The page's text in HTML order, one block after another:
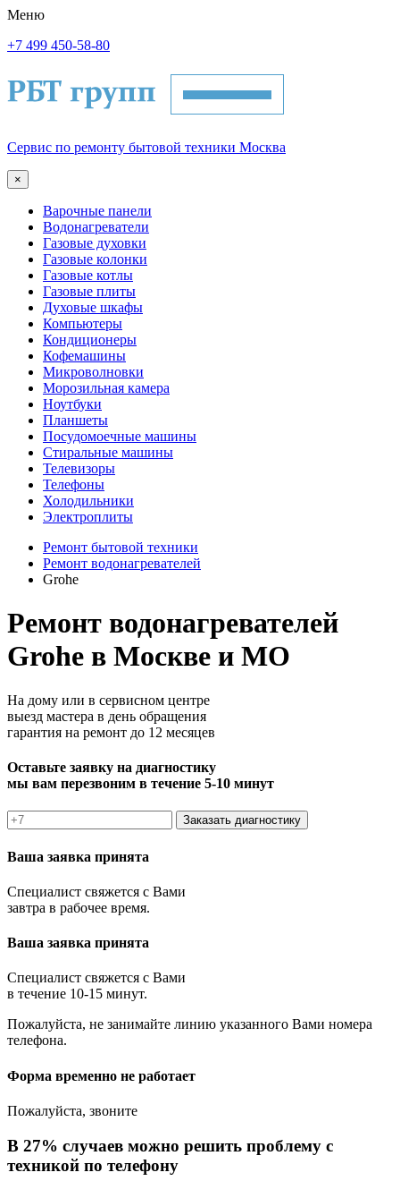
Меню
+7 499 450-58-80
Сервис по ремонту бытовой техники Москва
×
Варочные панели
Водонагреватели
Газовые духовки
Газовые колонки
Газовые котлы
Газовые плиты
Духовые шкафы
Компьютеры
Кондиционеры
Кофемашины
Микроволновки
Морозильная камера
Ноутбуки
Планшеты
Посудомоечные машины
Стиральные машины
Телевизоры
Телефоны
Холодильники
Электроплиты
Ремонт бытовой техники
Ремонт водонагревателей
Grohe
Ремонт водонагревателей
Grohe в Москве и МО
На дому или в сервисном центре
выезд мастера в день обращения
гарантия на ремонт до 12 месяцев
Оставьте заявку на диагностику
мы вам перезвоним в течение 5-10 минут
Заказать диагностику
Ваша заявка принята
Специалист свяжется с Вами
завтра в рабочее время.
Ваша заявка принята
Специалист свяжется с Вами
в течение 10-15 минут.
Пожалуйста, не занимайте линию указанного Вами номера
телефона.
Форма временно не работает
Пожалуйста, звоните
В 27% случаев можно решить проблему с
техникой по телефону